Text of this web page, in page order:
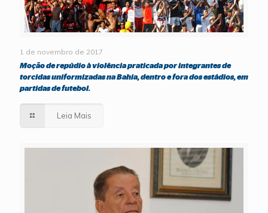
1 de novembro de 2017
Moção de repúdio à violência praticada por integrantes de
torcidas uniformizadas na Bahia, dentro e fora dos estádios, em
partidas de futebol.
Leia Mais